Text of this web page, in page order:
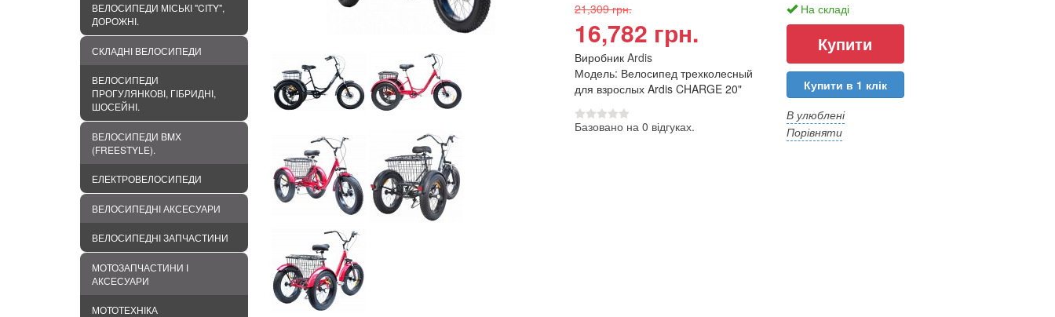
ВЕЛОСИПЕДИ МІСЬКІ "CITY",
ДОРОЖНІ.
СКЛАДНІ ВЕЛОСИПЕДИ
ВЕЛОСИПЕДИ
ПРОГУЛЯНКОВІ, ГІБРИДНІ,
ШОСЕЙНІ.
ВЕЛОСИПЕДИ BMХ
(FREESTYLE).
ЕЛЕКТРОВЕЛОСИПЕДИ
ВЕЛОСИПЕДНІ АКСЕСУАРИ
ВЕЛОСИПЕДНІ ЗАПЧАСТИНИ
МОТОЗАПЧАСТИНИ І
АКСЕСУАРИ
МОТОТЕХНІКА
21,309 грн.
16,782 грн.
Виробник Ardis
Модель: Велосипед трехколесный
для взрослых Ardis CHARGE 20"
Базовано на 0 відгуках.
На складі
Купити в 1 клік
В улюблені
Порівняти